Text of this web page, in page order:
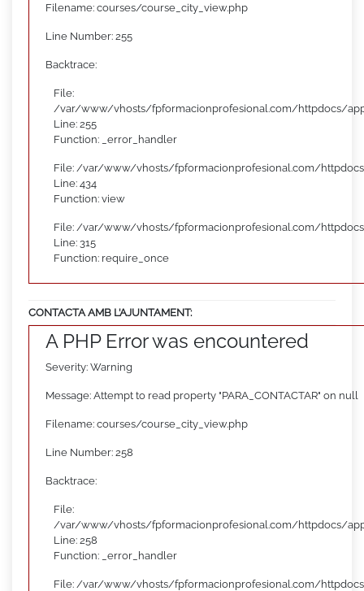
Filename: courses/course_city_view.php
Line Number: 255
Backtrace:
File:
/var/www/vhosts/fpformacionprofesional.com/httpdocs/
Line: 255
Function: _error_handler
File: /var/www/vhosts/fpformacionprofesional.com/
Line: 434
Function: view
File: /var/www/vhosts/fpformacionprofesional.com/
Line: 315
Function: require_once
CONTACTA AMB L’AJUNTAMENT:
A PHP Error was encountered
Severity: Warning
Message: Attempt to read property "PARA_CONTACTAR" on null
Filename: courses/course_city_view.php
Line Number: 258
Backtrace:
File:
/var/www/vhosts/fpformacionprofesional.com/httpdocs/
Line: 258
Function: _error_handler
File: /var/www/vhosts/fpformacionprofesional.com/